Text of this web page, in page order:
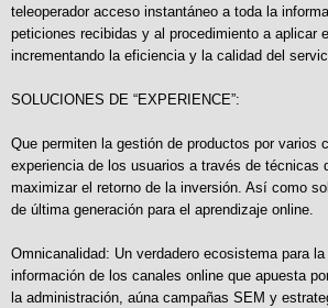
teleoperador acceso instantáneo a toda la
peticiones recibidas y al procedimiento a aplicar
incrementando la eficiencia y la calidad del
SOLUCIONES DE “EXPERIENCE”:
Que permiten la gestión de productos por varios
experiencia de los usuarios a través de técnicas
maximizar el retorno de la inversión. Así como
de última generación para el aprendizaje online.
Omnicanalidad: Un verdadero ecosistema para
información de los canales online que apuesta
la administración, aúna campañas SEM y